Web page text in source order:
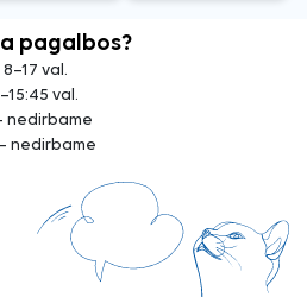
pagalbos?
8–17 val.
val.
nedirbame
nedirbame